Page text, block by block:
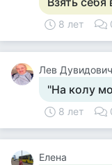
8 лет
Лев
"На колу
8 лет
Елена